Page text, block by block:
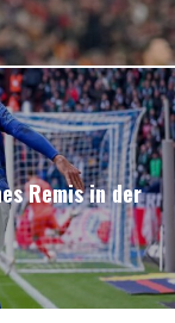
Remis in der